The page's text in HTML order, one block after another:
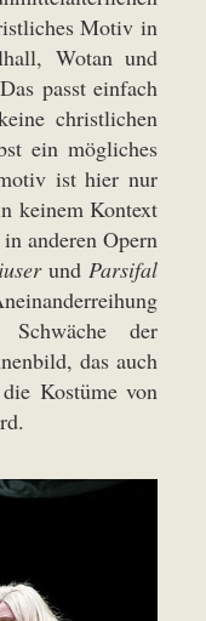
Motiv in
Wotan und
passt einfach
christlichen
ein mögliches
ist hier nur
keinem Kontext
anderen Opern
und Parsifal
der
das auch
Kostüme von